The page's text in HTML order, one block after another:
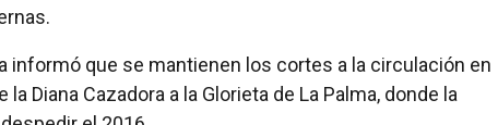
informó que se mantienen los cortes a la circulación en
Diana Cazadora a la Glorieta de La Palma, donde la